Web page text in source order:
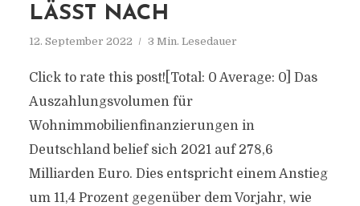
LÄSST NACH
12. September 2022 3 Min. Lesedauer
Click to rate this post![Total: 0 Average: 0] Das
Auszahlungsvolumen für
Wohnimmobilienfinanzierungen in
Deutschland belief sich 2021 auf 278,6
Milliarden Euro. Dies entspricht einem Anstieg
um 11,4 Prozent gegenüber dem Vorjahr, wie